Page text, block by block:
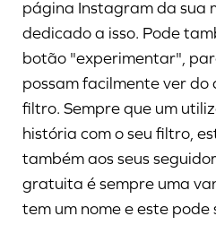
página Instagram da sua
dedicado a isso. Pode
botão "experimentar",
possam facilmente ver do
filtro. Sempre que um
história com o seu filtro,
também aos seus
gratuita é sempre uma
tem um nome e este